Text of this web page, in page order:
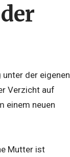
der eigenen
Verzicht auf
einem neuen
Mutter ist